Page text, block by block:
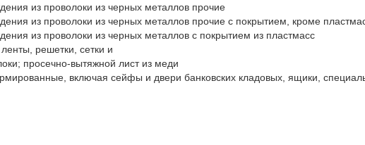
из проволоки из черных металлов прочие
из проволоки из черных металлов прочие с покрытием, кроме
из проволоки из черных металлов с покрытием из пластмасс
решетки, сетки и
просечно-вытяжной лист из меди
включая сейфы и двери банковских кладовых, ящики,